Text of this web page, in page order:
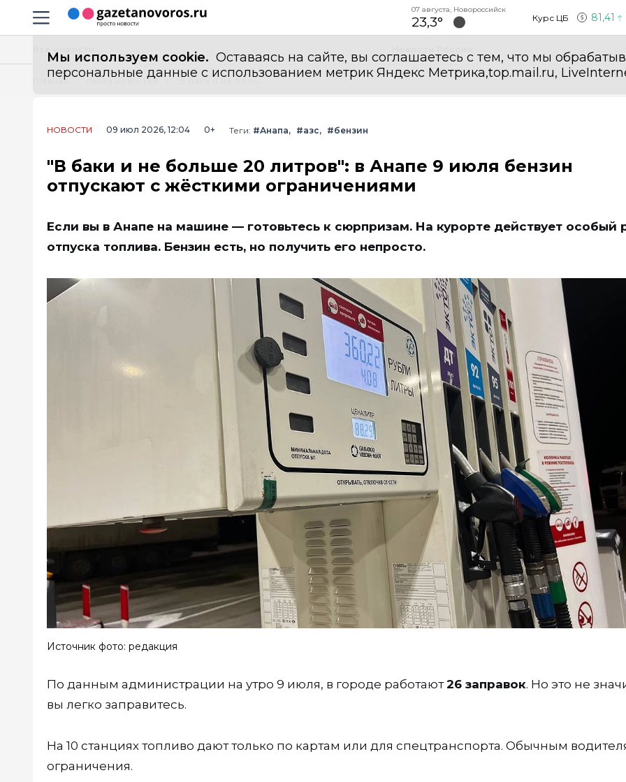
Навигация сайта
07 августа, Новороссийск
23,3° Курс ЦБ 81,41
Мы используем cookie. Оставаясь на сайте, вы соглашаетесь с тем, что мы
персональные данные с использованием метрик Яндекс Метрика,top.mail.ru,
Главная Лента новостей "В баки и не больше 20 литров": в Анапе 9 июля бензин отпускают с жёсткими ограничениями
НОВОСТИ 09 июл 2026, 12:04 0+ Теги: #Анапа #азс #бензин
"В баки и не больше 20 литров": в Анапе 9 июля бензин
отпускают с жёсткими ограничениями
Если вы в Анапе на машине — готовьтесь к сюрпризам. На курорте действует особый
отпуска топлива. Бензин есть, но получить его непросто.
Источник фото: редакция
По данным администрации на утро 9 июля, в городе работают26 заправок. Но это не
вы легко заправитесь.
На 10 станциях топливо дают только по картам или для спецтранспорта. Обычным
ограничения.